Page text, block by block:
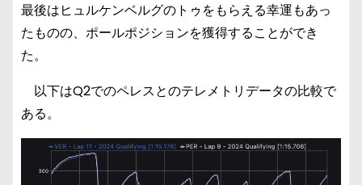
最後はヒュルケンベルグのトゥをもらえる幸運もあっ
たものの、ポールポジションを獲得することができ
た。
以下はQ2でのペレスとのテレメトリデータの比較で
ある。